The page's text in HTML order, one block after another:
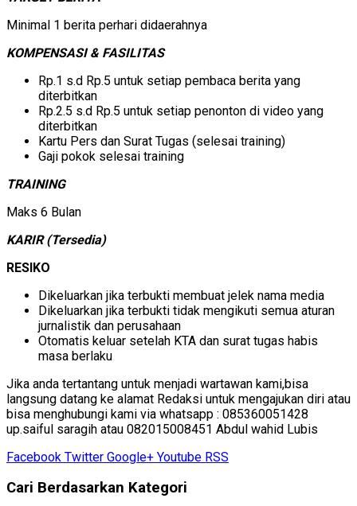
Minimal 1 berita perhari didaerahnya
KOMPENSASI & FASILITAS
Rp.1 s.d Rp.5 untuk setiap pembaca berita yang
diterbitkan
Rp.2.5 s.d Rp.5 untuk setiap penonton di video yang
diterbitkan
Kartu Pers dan Surat Tugas (selesai training)
Gaji pokok selesai training
TRAINING
Maks 6 Bulan
KARIR (Tersedia)
RESIKO
Dikeluarkan jika terbukti membuat jelek nama media
Dikeluarkan jika terbukti tidak mengikuti semua aturan
jurnalistik dan perusahaan
Otomatis keluar setelah KTA dan surat tugas habis
masa berlaku
Jika anda tertantang untuk menjadi wartawan kami,bisa
langsung datang ke alamat Redaksi untuk mengajukan diri atau
bisa menghubungi kami via whatsapp : 085360051428
up.saiful saragih atau 082015008451 Abdul wahid Lubis
Facebook Twitter Google+ Youtube RSS
Cari Berdasarkan Kategori